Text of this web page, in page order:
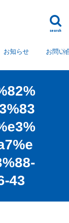
search
お知らせ お問い
43